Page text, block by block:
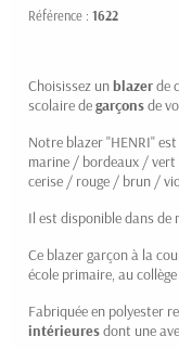
Référence : 1622
Choisissez unblazerde
scolaire degarçonsde
Notre blazer "HENRI"
marine / bordeaux /
cerise / rouge / brun /
Il est disponible dans de
Ce blazer garçon à la
école primaire, au collège
Fabriquée en polyester
intérieuresdont une